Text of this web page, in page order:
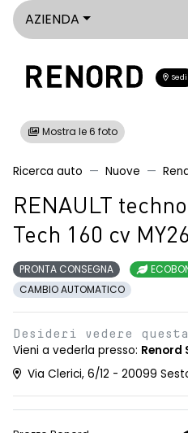
AZIENDA
Sedi
Mostra le 6 foto
Ricerca auto Nuove
RENAULT
Tech 160 cv MY26
PRONTA CONSEGNA
CAMBIO AUTOMATICO
Desideri vedere
Vieni a vederla presso: Renord
Via Clerici, 6/12 - 20099